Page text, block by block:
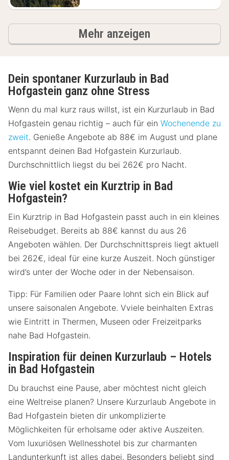
Mehr anzeigen
Dein spontaner Kurzurlaub in Bad
Hofgastein ganz ohne Stress
Wenn du mal kurz raus willst, ist ein Kurzurlaub in Bad
Hofgastein genau richtig – auch für ein Wochenende zu
zweit. Genieße Angebote ab 88€ im August und plane
entspannt deinen Bad Hofgastein Kurzurlaub.
Durchschnittlich liegst du bei 262€ pro Nacht.
Wie viel kostet ein Kurztrip in Bad
Hofgastein?
Ein Kurztrip in Bad Hofgastein passt auch in ein kleines
Reisebudget. Bereits ab 88€ kannst du aus 26
Angeboten wählen. Der Durchschnittspreis liegt aktuell
bei 262€, ideal für eine kurze Auszeit. Noch günstiger
wird’s unter der Woche oder in der Nebensaison.
Tipp: Für Familien oder Paare lohnt sich ein Blick auf
unsere saisonalen Angebote. Vviele beinhalten Extras
wie Eintritt in Thermen, Museen oder Freizeitparks
nahe Bad Hofgastein.
Inspiration für deinen Kurzurlaub – Hotels
in Bad Hofgastein
Du brauchst eine Pause, aber möchtest nicht gleich
eine Weltreise planen? Unsere Kurzurlaub Angebote in
Bad Hofgastein bieten dir unkomplizierte
Möglichkeiten für erholsame oder aktive Auszeiten.
Vom luxuriösen Wellnesshotel bis zur charmanten
Landunterkunft ist alles dabei. Besonders beliebt sind